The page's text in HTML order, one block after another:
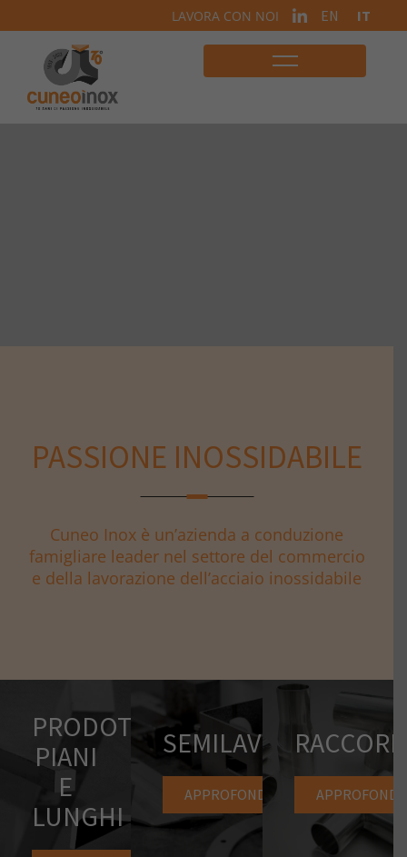
LAVORA CON NOI EN IT
PASSIONE INOSSIDABILE
Cuneo Inox è un’azienda a conduzione
famigliare leader nel settore del commercio
e della lavorazione dell’acciaio inossidabile
PRODOTTI
PIANI
E
LUNGHI
SEMILAVORATI
APPROFONDISCI